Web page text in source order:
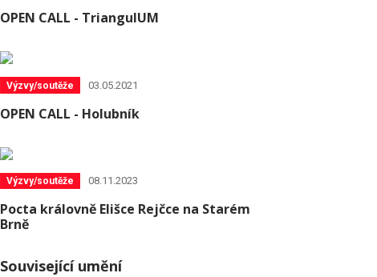
OPEN CALL - TriangulUM
Výzvy/soutěže 03.05.2021
OPEN CALL - Holubník
Výzvy/soutěže 08.11.2023
Pocta královně Elišce Rejčce na Starém
Brně
Související umění